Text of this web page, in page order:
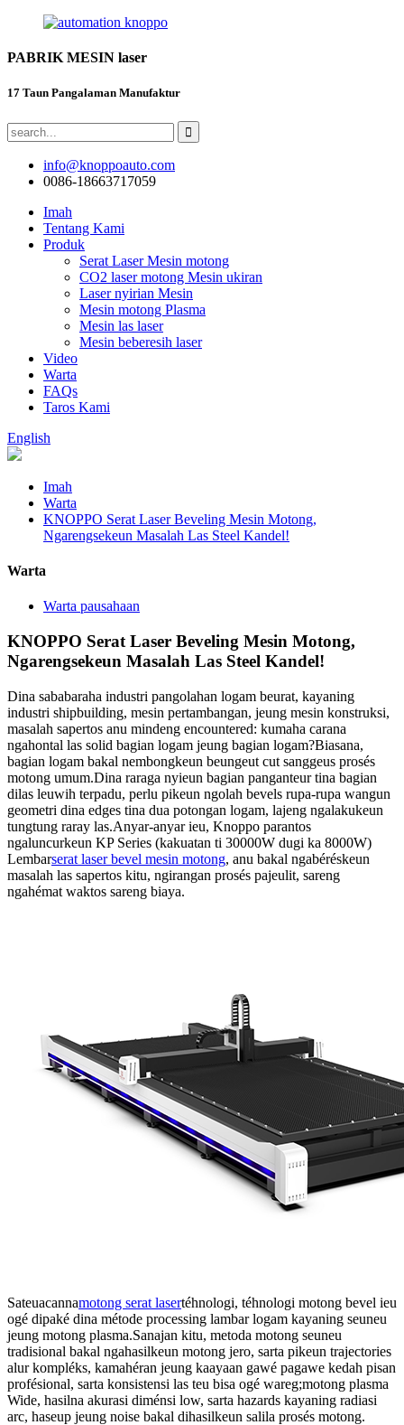
PABRIK MESIN laser
17 Taun Pangalaman Manufaktur
info@knoppoauto.com
0086-18663717059
Imah
Tentang Kami
Produk
Serat Laser Mesin motong
CO2 laser motong Mesin ukiran
Laser nyirian Mesin
Mesin motong Plasma
Mesin las laser
Mesin beberesih laser
Video
Warta
FAQs
Taros Kami
English
Imah
Warta
KNOPPO Serat Laser Beveling Mesin Motong,
Ngarengsekeun Masalah Las Steel Kandel!
Warta
Warta pausahaan
KNOPPO Serat Laser Beveling Mesin Motong,
Ngarengsekeun Masalah Las Steel Kandel!
Dina sababaraha industri pangolahan logam beurat, kayaning
industri shipbuilding, mesin pertambangan, jeung mesin konstruksi,
masalah sapertos anu mindeng encountered: kumaha carana
ngahontal las solid bagian logam jeung bagian logam?Biasana,
bagian logam bakal nembongkeun beungeut cut sanggeus prosés
motong umum.Dina raraga nyieun bagian panganteur tina bagian
dilas leuwih terpadu, perlu pikeun ngolah bevels rupa-rupa wangun
geometri dina edges tina dua potongan logam, lajeng ngalakukeun
tungtung raray las.Anyar-anyar ieu, Knoppo parantos
ngaluncurkeun KP Series (kakuatan ti 30000W dugi ka 8000W)
Lembarserat laser bevel mesin motong, anu bakal ngabéréskeun
masalah las sapertos kitu, ngirangan prosés pajeulit, sareng
ngahémat waktos sareng biaya.
Sateuacannamotong serat lasertéhnologi, téhnologi motong bevel ieu
ogé dipaké dina métode processing lambar logam kayaning seuneu
jeung motong plasma.Sanajan kitu, metoda motong seuneu
tradisional bakal ngahasilkeun motong jero, sarta pikeun trajectories
alur kompléks, kamahéran jeung kaayaan gawé pagawe kedah pisan
profésional, sarta konsistensi las teu bisa ogé wareg;motong plasma
Wide, hasilna akurasi diménsi low, sarta hazards kayaning radiasi
arc, haseup jeung noise bakal dihasilkeun salila prosés motong.